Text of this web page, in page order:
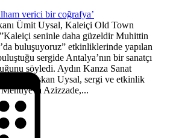
verici bir coğrafya’
Ümit Uysal, Kaleiçi Old Town
seninle daha güzeldir Muhittin
buluşuyoruz” etkinliklerinde yapılan
sergide Antalya’nın bir sanatçı
söyledi. Aydın Kanza Sanat
Başkan Uysal, sergi ve etkinlik
Azizzade,...